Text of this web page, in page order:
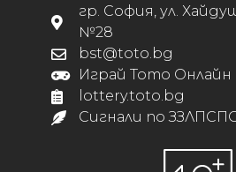
гр. София, ул.
№28
bst@toto.bg
Играй Тото Онлайн
lottery.toto.bg
Сигнали по